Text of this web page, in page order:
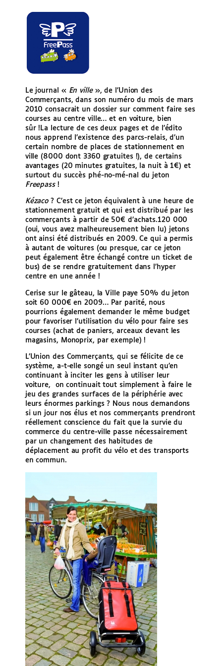
Le journal «En ville», de l’Union des
Commerçants, dans son numéro du mois de mars
2010 consacrait un dossier sur comment faire ses
courses au centre ville… et en voiture, bien
sûr ! La lecture de ces deux pages et de l’édito
nous apprend l’existence des parcs-relais, d’un
certain nombre de places de stationnement en
ville (8000 dont 3360 gratuites !), de certains
avantages (20 minutes gratuites, la nuit à 1€) et
surtout du succès phé-no-mé-nal du jeton
Freepass!
Kézaco? C’est ce jeton équivalent à une heure de
stationnement gratuit et qui est distribué par les
commerçants à partir de 50€ d’achats.120 000
(oui, vous avez malheureusement bien lu) jetons
ont ainsi été distribués en 2009. Ce qui a permis
à autant de voitures (ou presque, car ce jeton
peut également être échangé contre un ticket de
bus) de se rendre gratuitement dans l’hyper
centre en une année !
Cerise sur le gâteau, la Ville paye 50% du jeton
soit 60 000€ en 2009… Par parité, nous
pourrions également demander le même budget
pour favoriser l’utilisation du vélo pour faire ses
courses (achat de paniers, arceaux devant les
magasins, Monoprix, par exemple) !
L’Union des Commerçants, qui se félicite de ce
système, a-t-elle songé un seul instant qu’en
continuant à inciter les gens à utiliser leur
voiture, on continuait tout simplement à faire le
jeu des grandes surfaces de la périphérie avec
leurs énormes parkings ? Nous nous demandons
si un jour nos élus et nos commerçants prendront
réellement conscience du fait que la survie du
commerce du centre-ville passe nécessairement
par un changement des habitudes de
déplacement au profit du vélo et des transports
en commun.